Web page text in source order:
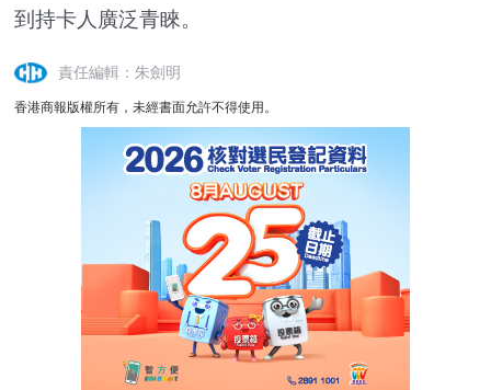
到持卡人廣泛青睞。
責任編輯：朱劍明
香港商報版權所有，未經書面允許不得使用。